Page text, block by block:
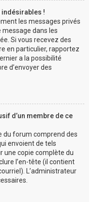
!
les messages privés
message dans les
Si vous recevez des
en particulier, rapportez
a la possibilité
d’envoyer des
d’un membre de ce
du forum comprend des
envoient de tels
une copie complète du
l’en-tête (il contient
L’administrateur